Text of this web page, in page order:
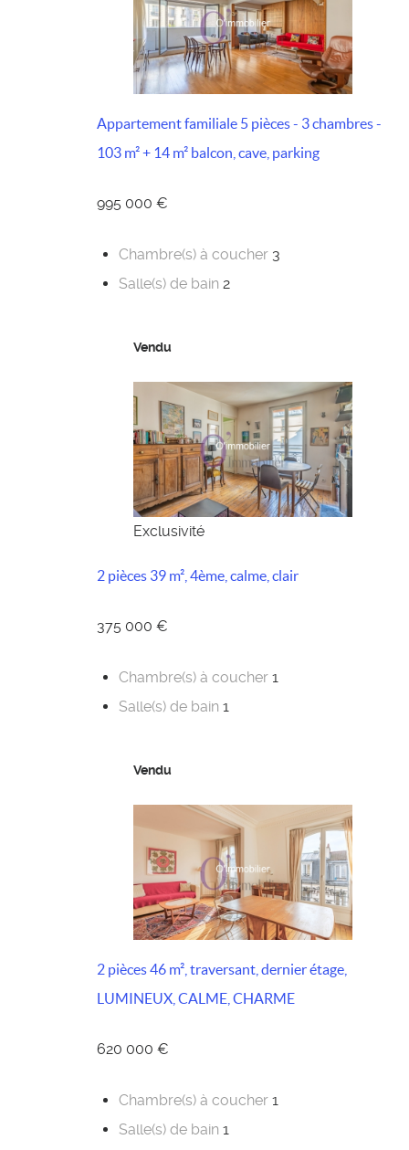
Appartement familiale 5 pièces - 3 chambres -
103 m² + 14 m² balcon, cave, parking
995 000 €
Chambre(s) à coucher 3
Salle(s) de bain 2
Vendu
Exclusivité
2 pièces 39 m², 4ème, calme, clair
375 000 €
Chambre(s) à coucher 1
Salle(s) de bain 1
Vendu
2 pièces 46 m², traversant, dernier étage,
LUMINEUX, CALME, CHARME
620 000 €
Chambre(s) à coucher 1
Salle(s) de bain 1